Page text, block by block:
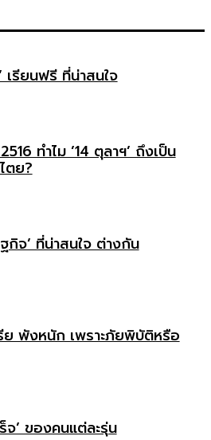
เรียนฟรี ที่น่าสนใจ
ทำไม ’14 ตุลาฯ’ ถึงเป็น
ตย?
กิจ’ ที่น่าสนใจ ต่างกัน
ย พังหนัก เพราะภัยพิบัติหรือ
จ’ ของคนแต่ละรุ่น